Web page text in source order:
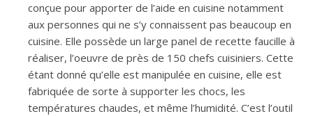
conçue pour apporter de l’aide en cuisine notamment
aux personnes qui ne s’y connaissent pas beaucoup en
cuisine. Elle possède un large panel de recette faucille à
réaliser, l’oeuvre de près de 150 chefs cuisiniers. Cette
étant donné qu’elle est manipulée en cuisine, elle est
fabriquée de sorte à supporter les chocs, les
températures chaudes, et même l’humidité. C’est l’outil